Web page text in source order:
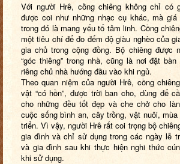
Với người Hrê, cồng chiêng không chỉ có
được coi như những nhạc cụ khác, mà
trong đó là mang yếu tố tâm linh. Cồng
một tiêu chí để đo đếm độ giàu nghèo của
gia chủ trong cộng đồng. Bộ chiêng được
“góc thiêng” trong nhà, cũng là nơi đặt
riêng chủ nhà hướng đầu vào khi ngủ.
Theo quan niệm của người Hrê, cồng
vật “có hồn”, được trời ban cho, dùng để
cho những đều tốt đẹp và che chở cho
cuộc sống bình an, cây trồng, vật nuôi,
triển. Vì vậy, người Hrê rất coi trọng bộ
gia đình và chỉ sử dụng trong các ngày lễ
và gia đình sau khi thực hiện nghi thức
khi sử dụng.